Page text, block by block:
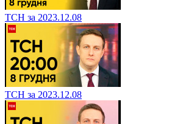
ТСН за 2023.12.08
ТСН за 2023.12.08